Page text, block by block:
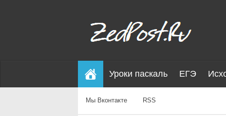
Уроки паскаль ЕГЭ
Мы Вконтакте RSS